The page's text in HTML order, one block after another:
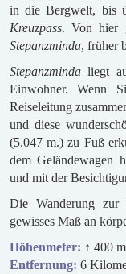
in die Bergwelt, bis
Kreuzpass. Von hier
Stepanzminda, früher
Stepanzmindaliegt
Einwohner. Wenn
Reiseleitung
und diese
(5.047 m.) zu Fuß
dem Geländewagen
und mit der
Die Wanderung
gewisses Maß an
Höhenmeter: ↑ 400
Entfernung: 6